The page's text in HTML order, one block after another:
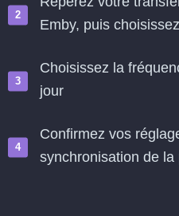
Emby, puis
Choisissez la
jour
Confirmez vos
synchronisation de la